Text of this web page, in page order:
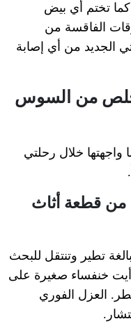
تختم أي بيض
الفاقسة من
الجديد من أي إصابة
من السوس
خلال رحلتي
قطعة أثاث
تطير وتنتقل للبحث
خنفساء صغيرة على
العزل الفوري